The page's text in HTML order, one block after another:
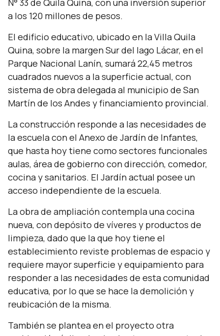
N° 33 de Quila Quina, con una inversión superior
a los 120 millones de pesos.
El edificio educativo, ubicado en la Villa Quila
Quina, sobre la margen Sur del lago Lácar, en el
Parque Nacional Lanín, sumará 22,45 metros
cuadrados nuevos a la superficie actual, con
sistema de obra delegada al municipio de San
Martín de los Andes y financiamiento provincial.
La construcción responde a las necesidades de
la escuela con el Anexo de Jardín de Infantes,
que hasta hoy tiene como sectores funcionales
aulas, área de gobierno con dirección, comedor,
cocina y sanitarios. El Jardín actual posee un
acceso independiente de la escuela.
La obra de ampliación contempla una cocina
nueva, con depósito de víveres y productos de
limpieza, dado que la que hoy tiene el
establecimiento reviste problemas de espacio y
requiere mayor superficie y equipamiento para
responder a las necesidades de esta comunidad
educativa, por lo que se hace la demolición y
reubicación de la misma.
También se plantea en el proyecto otra